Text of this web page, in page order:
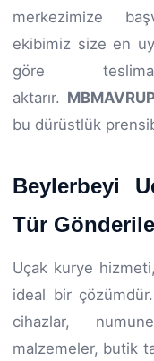
merkezimize
ekibimiz size en
göre
aktarır.
bu dürüstlük
Beylerbeyi
Tür
Uçak kurye
ideal bir
cihazlar,
malzemeler, butik